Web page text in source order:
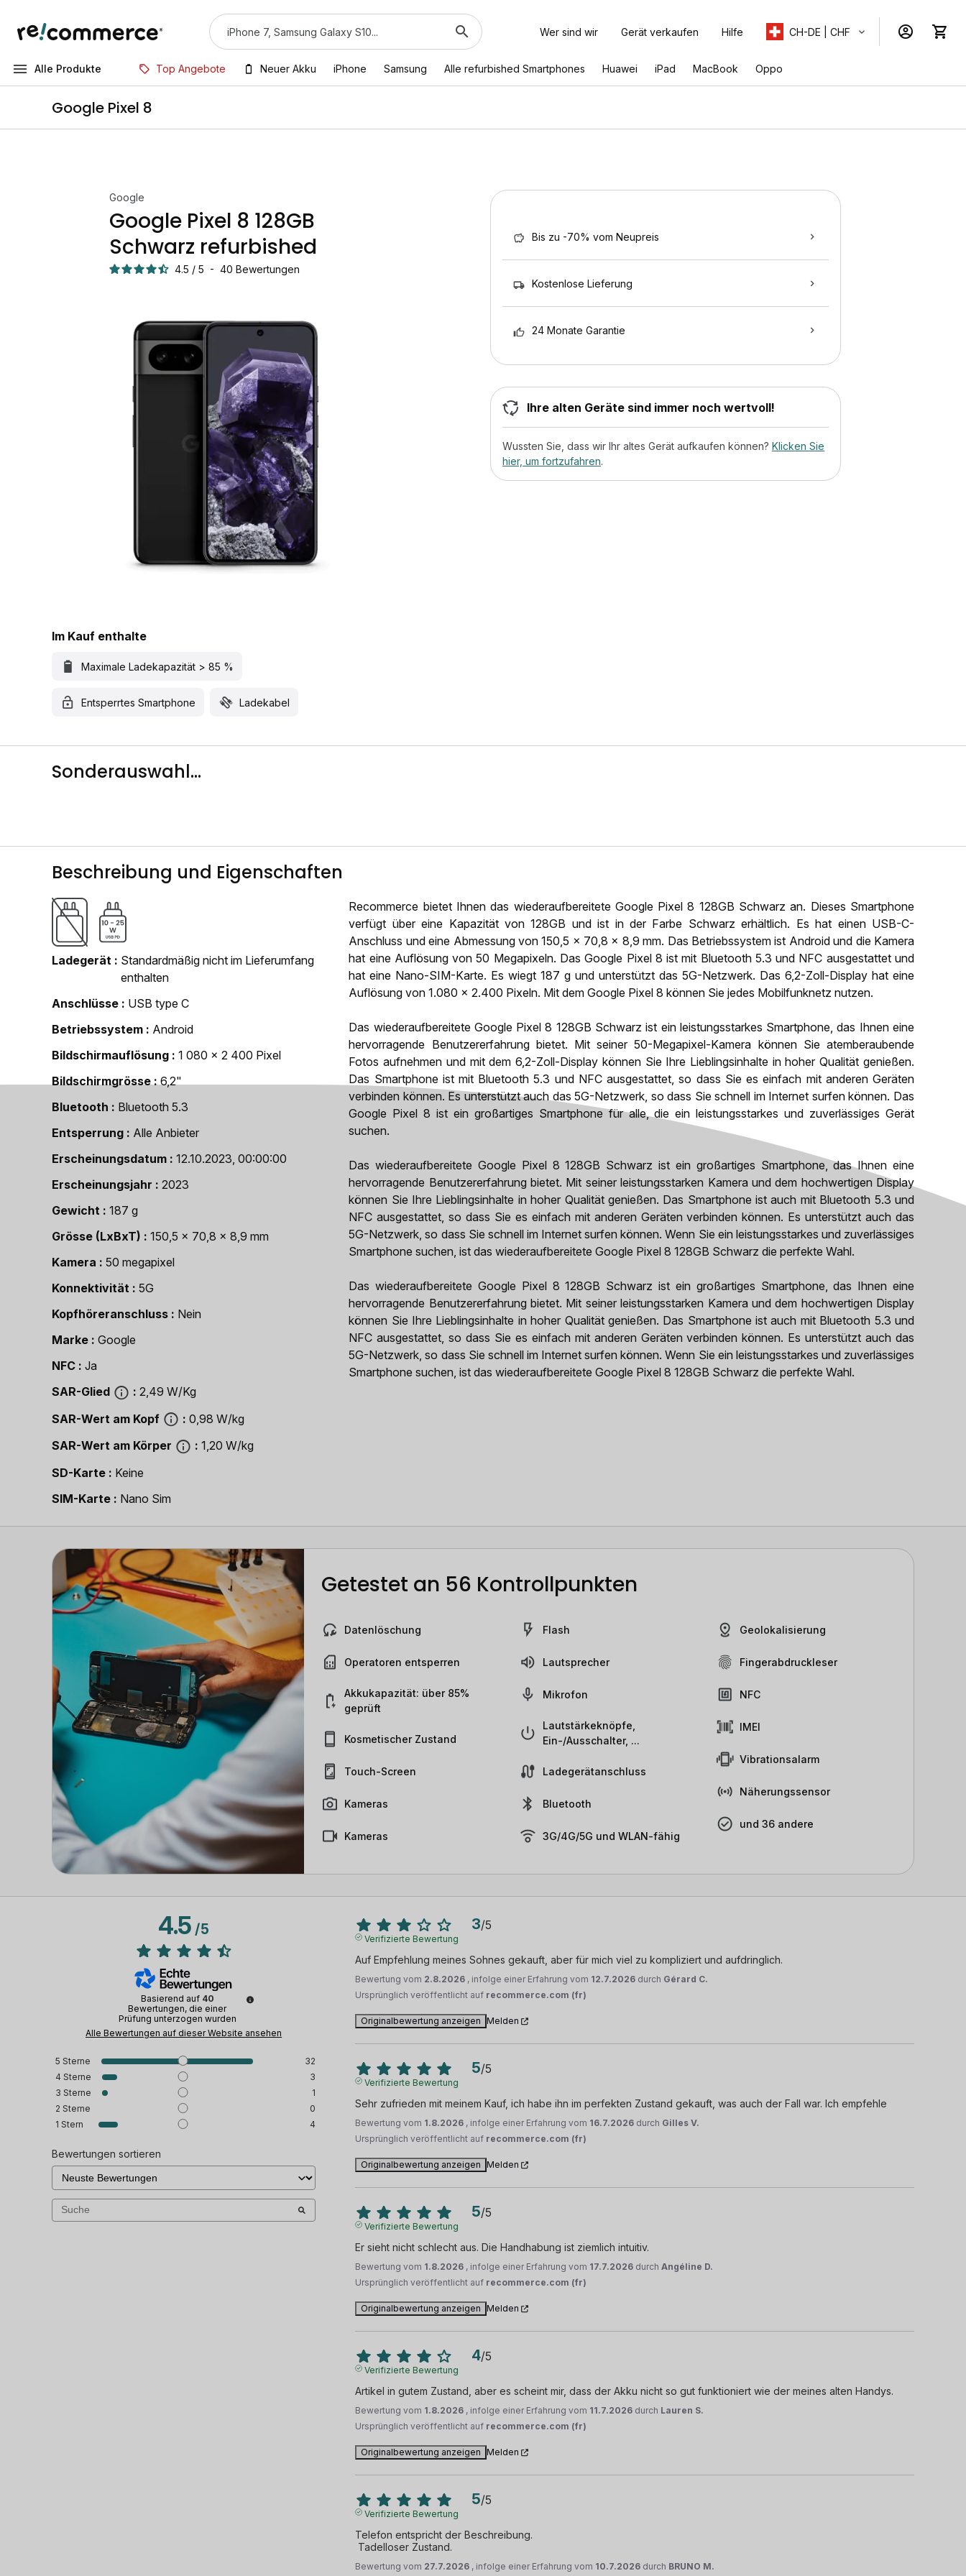
Wer sind wir Gerät verkaufen Hilfe CH-DE | CHF
Alle Produkte Top Angebote Neuer Akku iPhone Samsung Alle refurbished Smartphones Huawei iPad MacBook Oppo
Google Pixel 8
Google
Google Pixel 8 128GB
Schwarz refurbished
4.5 / 5 - 40 Bewertungen
Im Kauf enthalte
Maximale Ladekapazität > 85 %
Entsperrtes Smartphone Ladekabel
Bis zu -70% vom Neupreis
Kostenlose Lieferung
24 Monate Garantie
Ihre alten Geräte sind immer noch wertvoll!
Wussten Sie, dass wir Ihr altes Gerät aufkaufen können? Klicken Sie
hier, um fortzufahren.
Sonderauswahl...
Beschreibung und Eigenschaften
Ladegerät
Standardmäßig nicht im Lieferumfang
enthalten
Anschlüsse
USB type C
Betriebssystem
Android
Bildschirmauflösung
1 080 x 2 400 Pixel
Bildschirmgrösse
6,2"
Bluetooth
Bluetooth 5.3
Entsperrung
Alle Anbieter
Erscheinungsdatum
12.10.2023, 00:00:00
Erscheinungsjahr
2023
Gewicht
187 g
Grösse (LxBxT)
150,5 x 70,8 x 8,9 mm
Kamera
50 megapixel
Konnektivität
5G
Kopfhöreranschluss
Nein
Marke
Google
NFC
Ja
SAR-Glied
2,49 W/Kg
SAR-Wert am Kopf
0,98 W/kg
SAR-Wert am Körper
1,20 W/kg
SD-Karte
Keine
SIM-Karte
Nano Sim
Recommerce bietet Ihnen das wiederaufbereitete Google Pixel 8 128GB Schwarz an. Dieses Smartphone
verfügt über eine Kapazität von 128GB und ist in der Farbe Schwarz erhältlich. Es hat einen USB-C-
Anschluss und eine Abmessung von 150,5 x 70,8 x 8,9 mm. Das Betriebssystem ist Android und die Kamera
hat eine Auflösung von 50 Megapixeln. Das Google Pixel 8 ist mit Bluetooth 5.3 und NFC ausgestattet und
hat eine Nano-SIM-Karte. Es wiegt 187 g und unterstützt das 5G-Netzwerk. Das 6,2-Zoll-Display hat eine
Auflösung von 1.080 x 2.400 Pixeln. Mit dem Google Pixel 8 können Sie jedes Mobilfunknetz nutzen.
Das wiederaufbereitete Google Pixel 8 128GB Schwarz ist ein leistungsstarkes Smartphone, das Ihnen eine
hervorragende Benutzererfahrung bietet. Mit seiner 50-Megapixel-Kamera können Sie atemberaubende
Fotos aufnehmen und mit dem 6,2-Zoll-Display können Sie Ihre Lieblingsinhalte in hoher Qualität genießen.
Das Smartphone ist mit Bluetooth 5.3 und NFC ausgestattet, so dass Sie es einfach mit anderen Geräten
verbinden können. Es unterstützt auch das 5G-Netzwerk, so dass Sie schnell im Internet surfen können. Das
Google Pixel 8 ist ein großartiges Smartphone für alle, die ein leistungsstarkes und zuverlässiges Gerät
suchen.
Das wiederaufbereitete Google Pixel 8 128GB Schwarz ist ein großartiges Smartphone, das Ihnen eine
hervorragende Benutzererfahrung bietet. Mit seiner leistungsstarken Kamera und dem hochwertigen Display
können Sie Ihre Lieblingsinhalte in hoher Qualität genießen. Das Smartphone ist auch mit Bluetooth 5.3 und
NFC ausgestattet, so dass Sie es einfach mit anderen Geräten verbinden können. Es unterstützt auch das
5G-Netzwerk, so dass Sie schnell im Internet surfen können. Wenn Sie ein leistungsstarkes und zuverlässiges
Smartphone suchen, ist das wiederaufbereitete Google Pixel 8 128GB Schwarz die perfekte Wahl.
Das wiederaufbereitete Google Pixel 8 128GB Schwarz ist ein großartiges Smartphone, das Ihnen eine
hervorragende Benutzererfahrung bietet. Mit seiner leistungsstarken Kamera und dem hochwertigen Display
können Sie Ihre Lieblingsinhalte in hoher Qualität genießen. Das Smartphone ist auch mit Bluetooth 5.3 und
NFC ausgestattet, so dass Sie es einfach mit anderen Geräten verbinden können. Es unterstützt auch das
5G-Netzwerk, so dass Sie schnell im Internet surfen können. Wenn Sie ein leistungsstarkes und zuverlässiges
Smartphone suchen, ist das wiederaufbereitete Google Pixel 8 128GB Schwarz die perfekte Wahl.
Getestet an 56 Kontrollpunkten
Datenlöschung
Operatoren entsperren
Akkukapazität: über 85%
geprüft
Kosmetischer Zustand
Touch-Screen
Kameras
Kameras
Flash
Lautsprecher
Mikrofon
Lautstärkeknöpfe,
Ein-/Ausschalter, ...
Ladegerätanschluss
Bluetooth
3G/4G/5G und WLAN-fähig
Geolokalisierung
Fingerabdruckleser
NFC
IMEI
Vibrationsalarm
Näherungssensor
und 36 andere
4.5/5
Basierend auf 40
Bewertungen, die einer
Prüfung unterzogen wurden
Alle Bewertungen auf dieser Website ansehen
5 Sterne
32
4 Sterne
3
3 Sterne
1
2 Sterne
0
1 Stern 4
Bewertungen sortieren
3/5
Verifizierte Bewertung
Auf Empfehlung meines Sohnes gekauft, aber für mich viel zu kompliziert und aufdringlich.
Bewertung vom 2.8.2026 , infolge einer Erfahrung vom 12.7.2026 durch Gérard C.
Ursprünglich veröffentlicht auf recommerce.com (fr)
Originalbewertung anzeigen Melden
5/5
Verifizierte Bewertung
Sehr zufrieden mit meinem Kauf, ich habe ihn im perfekten Zustand gekauft, was auch der Fall war. Ich empfehle
Bewertung vom 1.8.2026 , infolge einer Erfahrung vom 16.7.2026 durch Gilles V.
Ursprünglich veröffentlicht auf recommerce.com (fr)
Originalbewertung anzeigen Melden
5/5
Verifizierte Bewertung
Er sieht nicht schlecht aus. Die Handhabung ist ziemlich intuitiv.
Bewertung vom 1.8.2026 , infolge einer Erfahrung vom 17.7.2026 durchAngéline D.
Ursprünglich veröffentlicht auf recommerce.com (fr)
Originalbewertung anzeigen Melden
4/5
Verifizierte Bewertung
Artikel in gutem Zustand, aber es scheint mir, dass der Akku nicht so gut funktioniert wie der meines alten Handys.
Bewertung vom 1.8.2026 , infolge einer Erfahrung vom 11.7.2026 durch Lauren S.
Ursprünglich veröffentlicht auf recommerce.com (fr)
Originalbewertung anzeigen Melden
5/5
Verifizierte Bewertung
Telefon entspricht der Beschreibung.
Tadelloser Zustand.
Bewertung vom 27.7.2026 , infolge einer Erfahrung vom 10.7.2026 durch BRUNO M.